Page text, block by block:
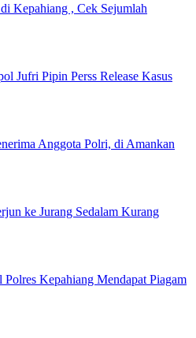
Kepahiang , Cek Sejumlah
Jufri Pipin Perss Release Kasus
Anggota Polri, di Amankan
ke Jurang Sedalam Kurang
Kepahiang Mendapat Piagam